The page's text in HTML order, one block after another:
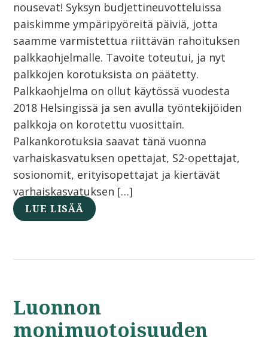
nousevat! Syksyn budjettineuvotteluissa
paiskimme ympäripyöreitä päiviä, jotta
saamme varmistettua riittävän rahoituksen
palkkaohjelmalle. Tavoite toteutui, ja nyt
palkkojen korotuksista on päätetty.
Palkkaohjelma on ollut käytössä vuodesta
2018 Helsingissä ja sen avulla työntekijöiden
palkkoja on korotettu vuosittain.
Palkankorotuksia saavat tänä vuonna
varhaiskasvatuksen opettajat, S2-opettajat,
sosionomit, erityisopettajat ja kiertävät
varhaiskasvatuksen […]
LUE LISÄÄ
Luonnon
monimuotoisuuden